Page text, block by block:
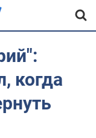
когда